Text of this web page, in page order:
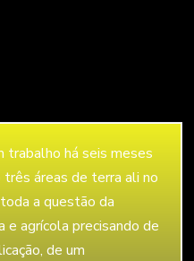
trabalho há seis meses
áreas de terra ali no
a questão da
e agrícola precisando de
de um